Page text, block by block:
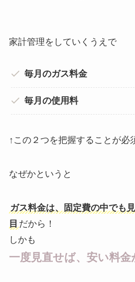
家計管理をしていくうえで
毎月のガス料金
毎月の使用料
↑この２つを把握することが必
なぜかというと
ガス料金は、固定費の中でも
目 だから！
しかも
一度見直せば、安い料金